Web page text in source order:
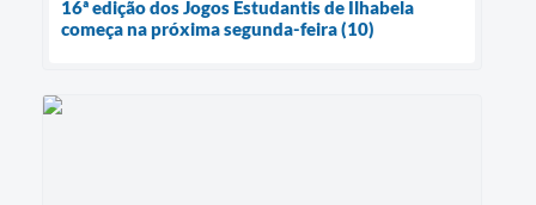
16ª edição dos Jogos Estudantis de Ilhabela
começa na próxima segunda-feira (10)